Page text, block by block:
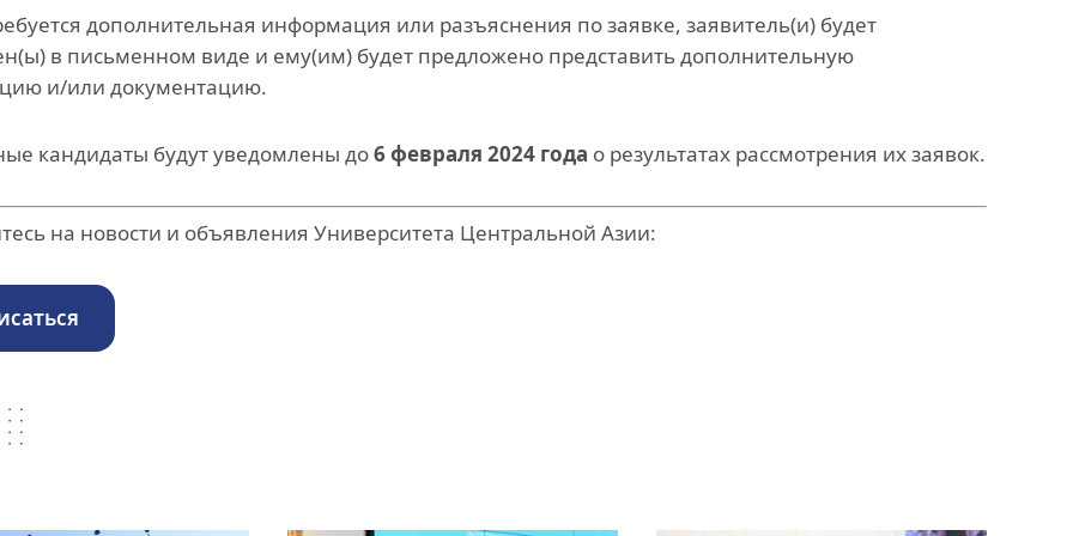
дополнительная информация или разъяснения по заявке, заявитель(и) будет
в письменном виде и ему(им) будет предложено представить дополнительную
и/или документацию.
кандидаты будут уведомлены до6 февраля 2024 года о результатах рассмотрения их заявок.
на новости и объявления Университета Центральной Азии: